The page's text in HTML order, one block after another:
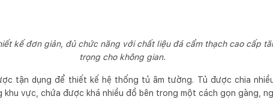
kế đơn giản, đủ chức năng với chất liệu đá cẩm thạch cao cấp
trọng cho không gian.
tận dụng để thiết kế hệ thống tủ âm tường. Tủ được chia
vực, chứa được khá nhiều đồ bên trong một cách gọn gàng,